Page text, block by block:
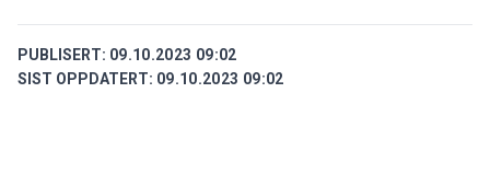
PUBLISERT: 09.10.2023 09:02
SIST OPPDATERT: 09.10.2023 09:02